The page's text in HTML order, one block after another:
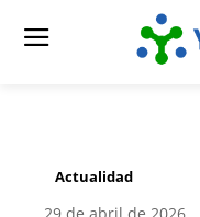
Actualidad